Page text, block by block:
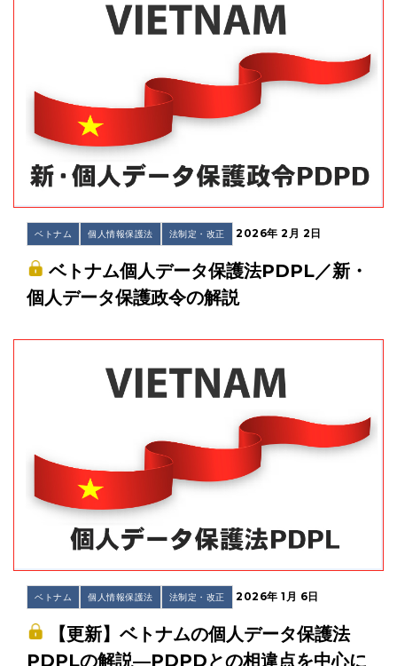
ベトナム 個人情報保護法 法制定・改正 2026年 2月 2日
ベトナム個人データ保護法PDPL／新・
個人データ保護政令の解説
ベトナム 個人情報保護法 法制定・改正 2026年 1月 6日
【更新】ベトナムの個人データ保護法
PDPLの解説―PDPDとの相違点を中心に